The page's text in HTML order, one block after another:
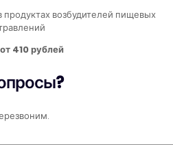
возбудителей пищевых
410 рублей